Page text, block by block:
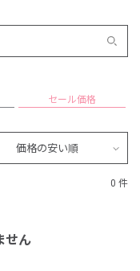
セール価格
価格の安い順
0 件
せん